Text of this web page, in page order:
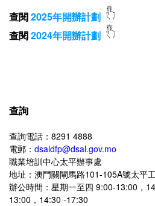
查閱2025年開辦計劃
查閱2024年開辦計劃
查詢
查詢電話：8291 4888
電郵： dsaldfp@dsal.gov.mo
職業培訓中心太平辦事處
地址：澳門關閘馬路101-105A號太平
辦公時間：星期一至四 9:00-13:00，
13:00，14:30 -17:30